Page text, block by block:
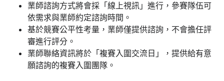
業師諮詢方式將會採「線上視訊」進行，參賽隊伍可
依需求與業師約定諮詢時間。
基於競賽公平性考量，業師僅提供諮詢，不會擔任評
審進行評分。
業師聯絡資訊將於「複賽入圍交流日」，提供給有意
願諮詢的複賽入圍團隊。